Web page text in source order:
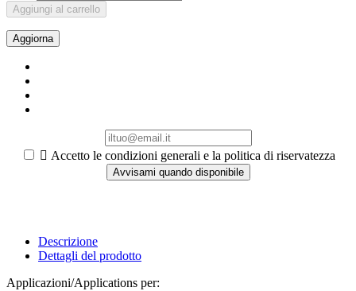
Aggiungi al carrello
 Accetto le condizioni generali e la politica di riservatezza
Avvisami quando disponibile
Descrizione
Dettagli del prodotto
Applicazioni/Applications per: